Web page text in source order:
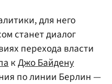
для него
станет диалог
перехода власти
кДжо Байдену
по линии Берлин —